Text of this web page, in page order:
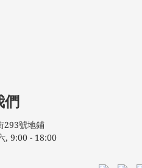
們
293號地鋪
, 9:00 - 18:00